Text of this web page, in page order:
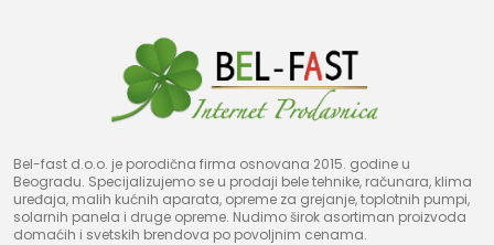
Bel-fast d.o.o. je porodična firma osnovana 2015. godine u
Beogradu. Specijalizujemo se u prodaji bele tehnike, računara, klima
uređaja, malih kućnih aparata, opreme za grejanje, toplotnih pumpi,
solarnih panela i druge opreme. Nudimo širok asortiman proizvoda
domaćih i svetskih brendova po povoljnim cenama.